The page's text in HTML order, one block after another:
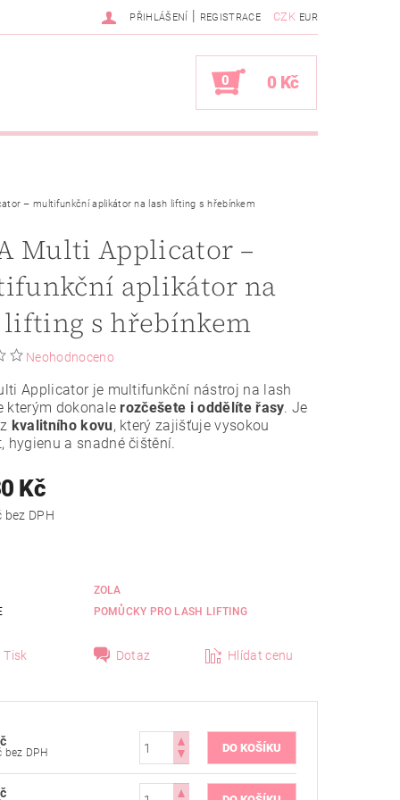
CZK EUR
PŘIHLÁŠENÍ | REGISTRACE
0 0 Kč
– multifunkční aplikátor na lash lifting s hřebínkem
Multi Applicator –
aplikátor na
s hřebínkem
Neohodnoceno
Applicator je multifunkční nástroj na lash
kterým dokonalerozčešete i oddělíte řasy. Je
kvalitního kovu, který zajišťuje vysokou
hygienu a snadné čištění.
Kč
od 355 Kč bez DPH
ZOLA
POMŮCKY PRO LASH LIFTING
Tisk Dotaz Hlídat cenu
372 Kč bez DPH